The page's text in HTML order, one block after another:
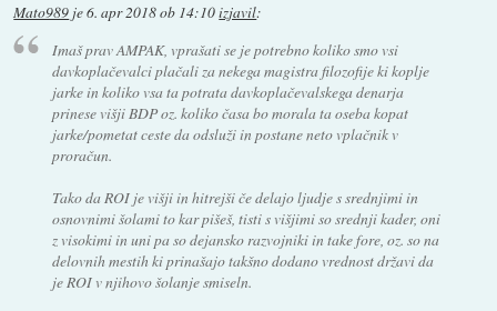
Mato989 je6. apr 2018 ob 14:10izjavil:
Imaš prav AMPAK, vprašati se je potrebno koliko smo vsi
davkoplačevalci plačali za nekega magistra filozofije ki koplje
jarke in koliko vsa ta potrata davkoplačevalskega denarja
prinese višji BDP oz. koliko časa bo morala ta oseba kopat
jarke/pometat ceste da odsluži in postane neto vplačnik v
proračun.
Tako da ROI je višji in hitrejši če delajo ljudje s srednjimi in
osnovnimi šolami to kar pišeš, tisti s višjimi so srednji kader, oni
z visokimi in uni pa so dejansko razvojniki in take fore, oz. so na
delovnih mestih ki prinašajo takšno dodano vrednost državi da
je ROI v njihovo šolanje smiseln.